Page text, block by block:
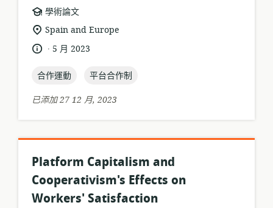
資
源
格
式:
學術論文
相
置:
Spain and Europe
語
.
發
日
5 月 2023
topic:
合作運動 topic:
平台合作制
已添加 27 12 月, 2023
Platform Capitalism and
Cooperativism's Effects on
Workers' Satisfaction